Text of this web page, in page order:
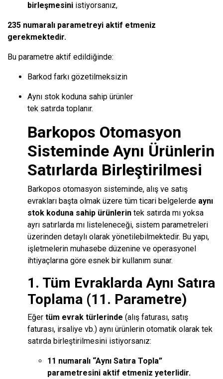
birleşmesini istiyorsanız,
235 numaralı parametreyi aktif etmeniz
gerekmektedir.
Bu parametre aktif edildiğinde:
Barkod farkı gözetilmeksizin
Aynı stok koduna sahip ürünler
tek satırda toplanır.
Barkopos Otomasyon
Sisteminde Aynı Ürünlerin
Satırlarda Birleştirilmesi
Barkopos otomasyon sisteminde, alış ve satış
evrakları başta olmak üzere tüm ticari belgelerde aynı
stok koduna sahip ürünlerin tek satırda mı yoksa
ayrı satırlarda mı listeleneceği, sistem parametreleri
üzerinden detaylı olarak yönetilebilmektedir. Bu yapı,
işletmelerin muhasebe düzenine ve operasyonel
ihtiyaçlarına göre esnek bir kullanım sunar.
1. Tüm Evraklarda Aynı Satıra
Toplama (11. Parametre)
Eğer tüm evrak türlerinde (alış faturası, satış
faturası, irsaliye vb.) aynı ürünlerin otomatik olarak tek
satırda birleştirilmesini istiyorsanız:
11 numaralı “Aynı Satıra Topla”
parametresini aktif etmeniz yeterlidir.